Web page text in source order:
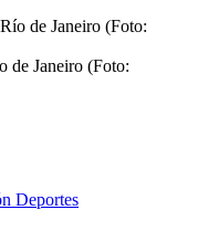
de Janeiro (Foto:
Deportes